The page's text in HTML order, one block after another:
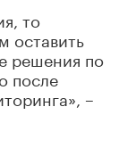
то
оставить
решения по
после
–